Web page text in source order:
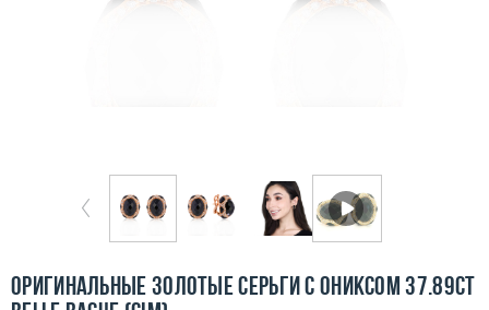
Ломбард
Оригинальные золотые серьги с ониксом 37.89ct